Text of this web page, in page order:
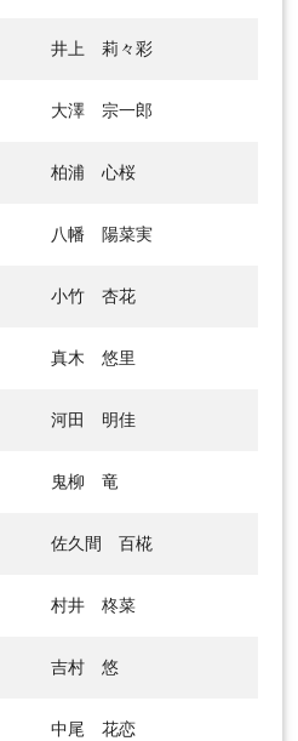
井上 莉々彩
大澤 宗一郎
柏浦 心桜
八幡 陽菜実
小竹 杏花
真木 悠里
河田 明佳
鬼柳 竜
佐久間 百椛
村井 柊菜
吉村 悠
中尾 花恋